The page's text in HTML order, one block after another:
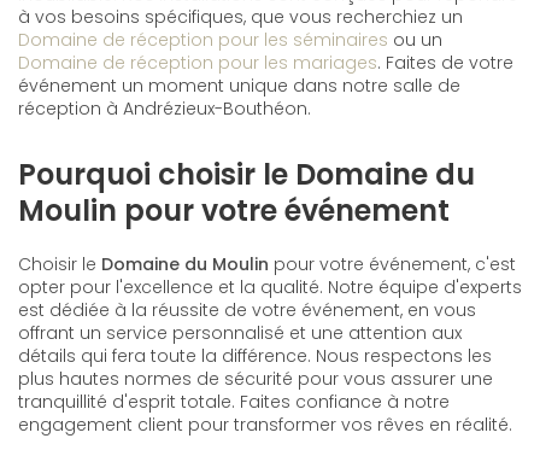
à vos besoins spécifiques, que vous recherchiez un
Domaine de réception pour les séminaires ou un
Domaine de réception pour les mariages. Faites de votre
événement un moment unique dans notre salle de
réception à Andrézieux-Bouthéon.
Pourquoi choisir le Domaine du
Moulin pour votre événement
Choisir le Domaine du Moulin pour votre événement, c'est
opter pour l'excellence et la qualité. Notre équipe d'experts
est dédiée à la réussite de votre événement, en vous
offrant un service personnalisé et une attention aux
détails qui fera toute la différence. Nous respectons les
plus hautes normes de sécurité pour vous assurer une
tranquillité d'esprit totale. Faites confiance à notre
engagement client pour transformer vos rêves en réalité.